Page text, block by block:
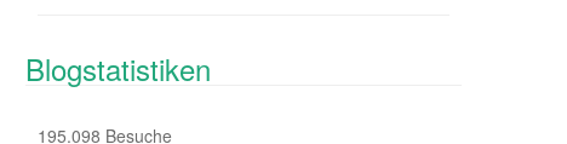
Blogstatistiken
195.098 Besuche